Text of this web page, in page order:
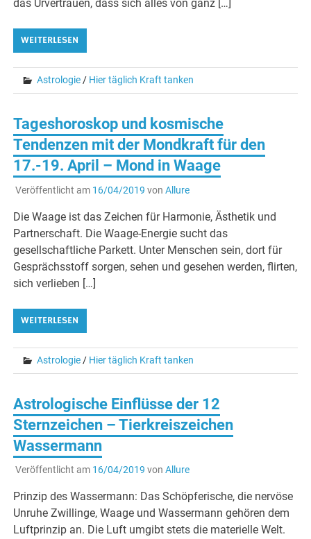
das Urvertrauen, dass sich alles von ganz […]
WEITERLESEN
Astrologie/ Hier täglich Kraft tanken
Tageshoroskop und kosmische
Tendenzen mit der Mondkraft für den
17.-19. April – Mond in Waage
Veröffentlicht am 16/04/2019 von Allure
Die Waage ist das Zeichen für Harmonie, Ästhetik und
Partnerschaft. Die Waage-Energie sucht das
gesellschaftliche Parkett. Unter Menschen sein, dort für
Gesprächsstoff sorgen, sehen und gesehen werden, flirten,
sich verlieben […]
WEITERLESEN
Astrologie / Hier täglich Kraft tanken
Astrologische Einflüsse der 12
Sternzeichen – Tierkreiszeichen
Wassermann
Veröffentlicht am 16/04/2019 von Allure
Prinzip des Wassermann: Das Schöpferische, die nervöse
Unruhe Zwillinge, Waage und Wassermann gehören dem
Luftprinzip an. Die Luft umgibt stets die materielle Welt.